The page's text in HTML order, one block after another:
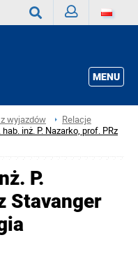
MENU
wyjazdów
Relacje
inż. P. Nazarko, prof. PRz
P.
Stavanger